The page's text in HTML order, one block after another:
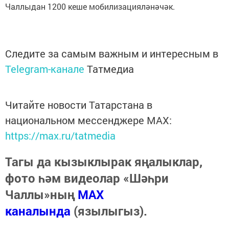
Чаллыдан 1200 кеше мобилизацияләнәчәк.
Следите за самым важным и интересным в
Telegram-канале Татмедиа
Читайте новости Татарстана в
национальном мессенджере MАХ:
https://max.ru/tatmedia
Тагы да кызыклырак яңалыклар,
фото һәм видеолар «Шәһри
Чаллы»ныңMAX
каналында (язылыгыз).